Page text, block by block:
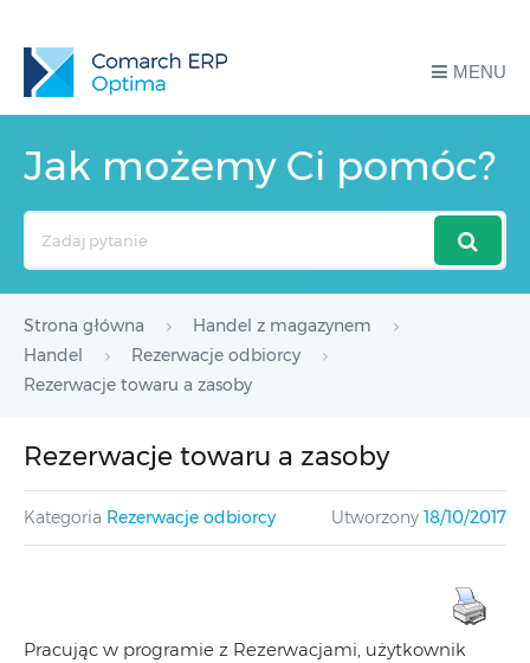
MENU
Jak możemy Ci pomóc?
Strona główna
Handel z magazynem
Handel
Rezerwacje odbiorcy
Rezerwacje towaru a zasoby
Rezerwacje towaru a zasoby
Kategoria Rezerwacje odbiorcy Utworzony 18/10/2017
Pracując w programie z Rezerwacjami, użytkownik